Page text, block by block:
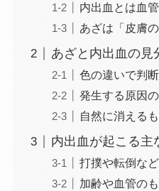
内出血とは血
あざは「皮膚
あざと内出血の見
色の違いで判
発生する原因
自然に消える
内出血が起こる主
打撲や転倒な
加齢や血管の